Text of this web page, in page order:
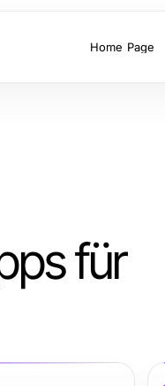
Home Page
für